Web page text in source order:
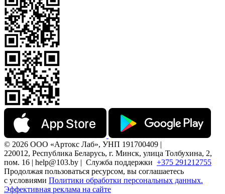
© 2026 ООО «Артокс Лаб», УНП 191700409 |
220012, Республика Беларусь, г. Минск, улица Толбухина, 2,
пом. 16 | help@103.by | Служба поддержки +375 291212755
Продолжая пользоваться ресурсом, вы соглашаетесь
с условиями Политики обработки персональных данных.
Эффективная реклама на сайте